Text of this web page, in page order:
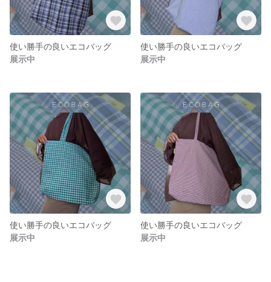
使い勝手の良いエコバッグ
展示中
使い勝手の良いエコバッグ
展示中
使い勝手の良いエコバッグ
展示中
使い勝手の良いエコバッグ
展示中